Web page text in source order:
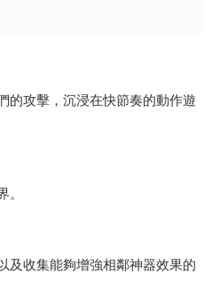
的攻擊，沉浸在快節奏的動作遊
及收集能夠增強相鄰神器效果的